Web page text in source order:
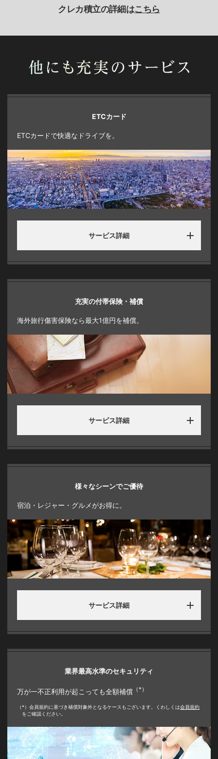
クレカ積立の詳細はこちら
ETCカード
ETCカードで快適なドライブを。
サービス詳細
充実の付帯保険・補償
海外旅行傷害保険なら最大1億円を補償。
サービス詳細
様々なシーンでご優待
宿泊・レジャー・グルメがお得に。
サービス詳細
業界最高水準のセキュリティ
万が一不正利用が起こっても全額補償 （*）
（*）会員規約に基づき補償対象外となるケースもございます。くわしくは会員規約
をご確認ください。